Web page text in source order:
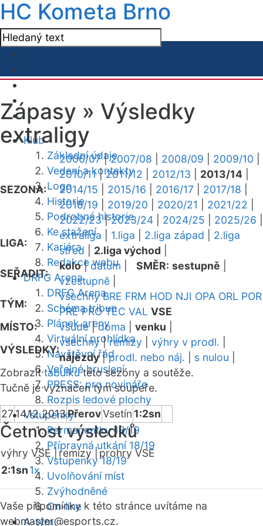
HC Kometa Brno
Klub
Základní údaje
Vedení a kontakty
Logo
Historie
Podrobná historie
Ke stažení
Kariéra
Redakce webu
DRFG Arena
DRFG Arena
Schéma tribun
Plánek areny
Virtuální prohlídka
Návštěvní řád
Veřejné bruslení
PRESS: pro novináře
Rozpis ledové plochy
Vstupenky
Permanentky 18/19
Přípravná utkání 18/19
Vstupenky 18/19
Uvolňování míst
Zvýhodněné
On-line
A-tým
Zápasy » Výsledky
extraligy
SEZONA:
2006/07|2007/08 2008/09 2009/10
2010/11|2011/12 2012/13 2013/14
2014/15
2015/16 2016/17 2017/18
2018/19
2019/20 2020/21 2021/22
2022/23|2023/24 2024/25 2025/26
LIGA:
extraliga 1.liga 2.liga západ
2.liga
střed
2.liga východ
SEŘADIT:
kolo|datum SMĚR: sestupně
vzestupně
TÝM:
všechny BRE FRM HOD NJI OPA ORL POR
PRE PRO TEC VAL VSE
MÍSTO:
všude|doma venku
VÝSLEDKY:
všechny|remízy výhry v prodl.
nájezdy|prodl. nebo náj. s nulou
Zobrazittabulkutéto sezóny a soutěže.
Tučně je vyznačen tým soupeře.
2714.12.2013PřerovVsetín 1:2sn
Četnost výsledků
výhry VSE | remízy | prohry VSE
2:1sn1x
Vaše připomínky k této stránce uvítáme na
webmaster@esports.cz.